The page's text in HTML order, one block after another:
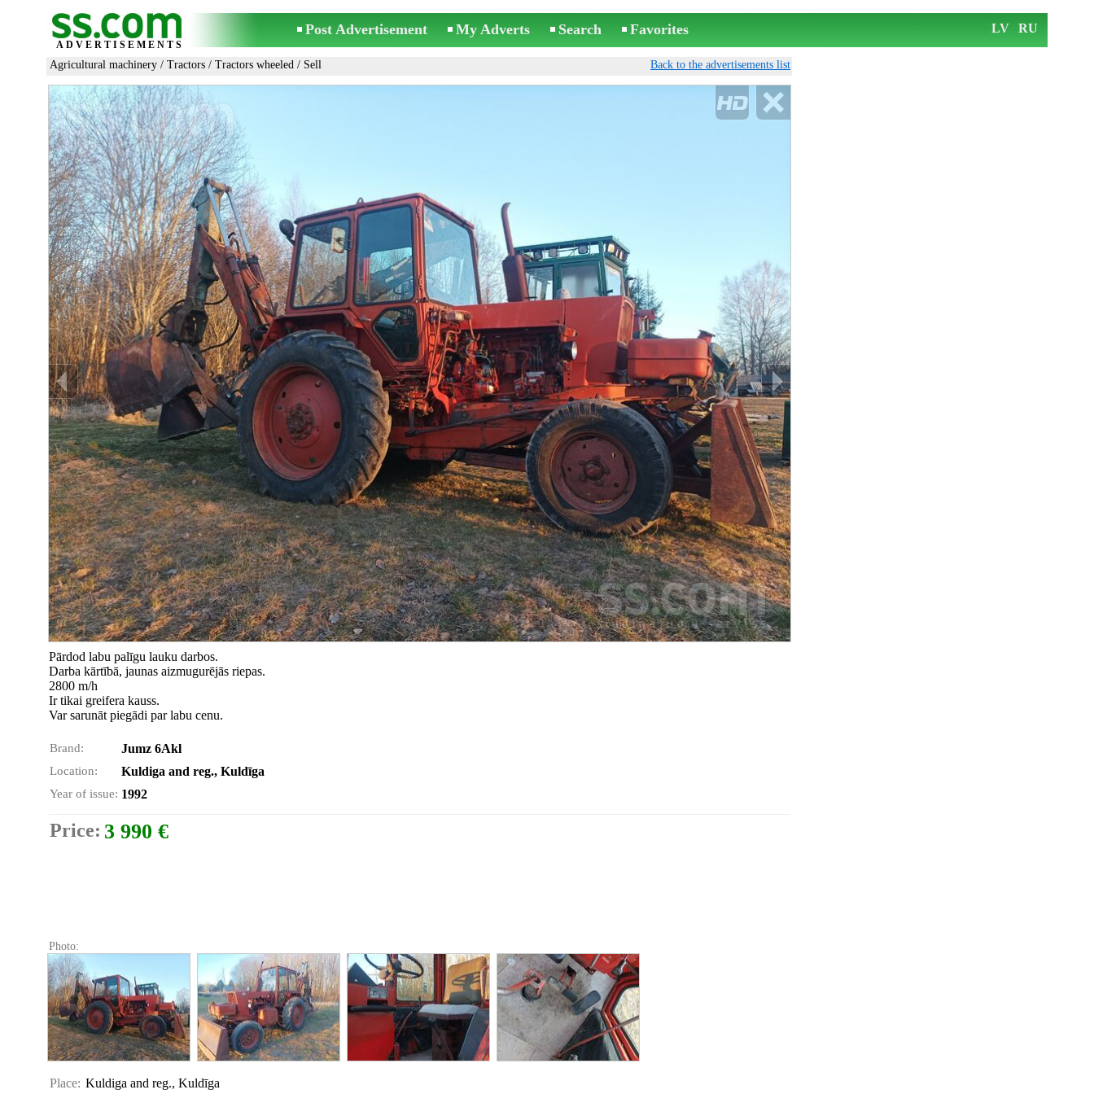
ADVERTISEMENTS
Post Advertisement My Adverts Search Favorites LV RU
Agricultural machinery / Tractors / Tractors wheeled / Sell Back to the advertisements list
Pārdod labu palīgu lauku darbos.
Darba kārtībā, jaunas aizmugurējās riepas.
2800 m/h
Ir tikai greifera kauss.
Var sarunāt piegādi par labu cenu.
Brand: Jumz 6Akl
Location: Kuldiga and reg., Kuldīga
Year of issue: 1992
Price: 3 990 €
Photo:
Place: Kuldiga and reg., Kuldīga